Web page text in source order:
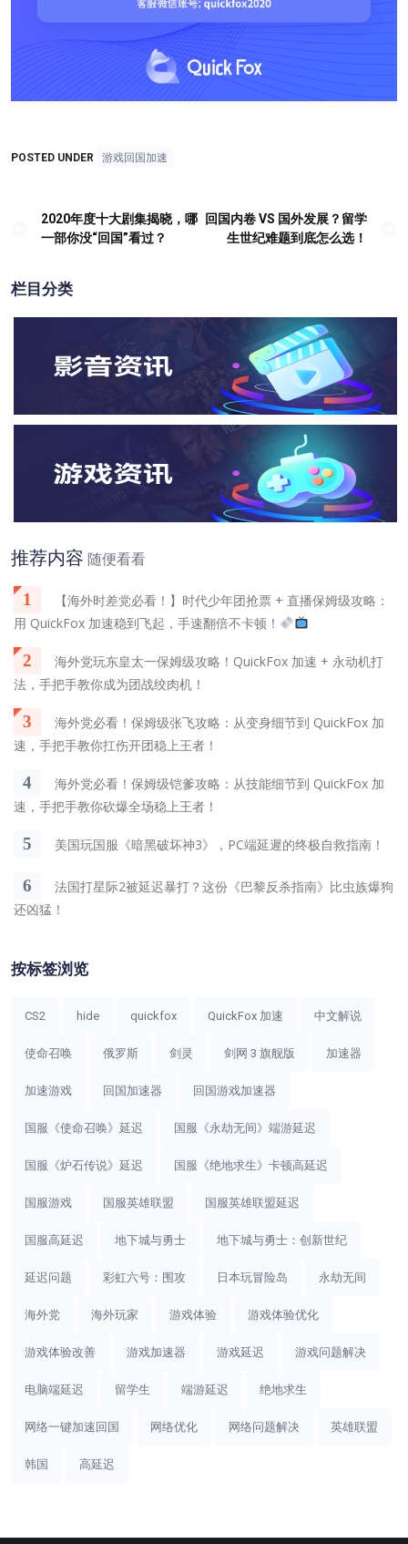
POSTED UNDER 游戏回国加速
文
导
航
2020年度十大剧集揭晓，哪
一部你没“回国”看过？
回国内卷 VS 国外发展？留学
生世纪难题到底怎么选！
栏目分类
推荐内容 随便看看
1
【海外时差党必看！】时代少年团抢票 + 直播保姆级攻略：
用 QuickFox 加速稳到飞起，手速翻倍不卡顿！
2
海外党玩东皇太一保姆级攻略！QuickFox 加速 + 永动机打
法，手把手教你成为团战绞肉机！
3
海外党必看！保姆级张飞攻略：从变身细节到 QuickFox 加
速，手把手教你扛伤开团稳上王者！
4
海外党必看！保姆级铠爹攻略：从技能细节到 QuickFox 加
速，手把手教你砍爆全场稳上王者！
5 美国玩国服《暗黑破坏神3》，PC端延遲的终极自救指南！
6
法国打星际2被延迟暴打？这份《巴黎反杀指南》比虫族爆狗
还凶猛！
按标签浏览
CS2 hide quickfox QuickFox 加速 中文解说
使命召唤 俄罗斯 剑灵 剑网 3 旗舰版 加速器
加速游戏 回国加速器 回国游戏加速器
国服《使命召唤》延迟 国服《永劫无间》端游延迟
国服《炉石传说》延迟 国服《绝地求生》卡顿高延迟
国服游戏 国服英雄联盟 国服英雄联盟延迟
国服高延迟 地下城与勇士 地下城与勇士：创新世纪
延迟问题 彩虹六号：围攻 日本玩冒险岛 永劫无间
海外党 海外玩家 游戏体验 游戏体验优化
游戏体验改善 游戏加速器 游戏延迟 游戏问题解决
电脑端延迟 留学生 端游延迟 绝地求生
网络一键加速回国 网络优化 网络问题解决 英雄联盟
韩国 高延迟